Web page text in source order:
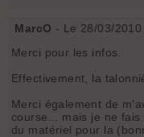
MarcO - Le 28/03/2010
Merci pour les infos.
Effectivement, la
Merci également de
course... mais je ne
du matériel pour la